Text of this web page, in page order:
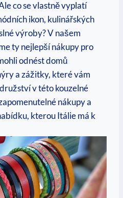
co se vlastně vyplatí
ikon, kulinářských
výroby? V našem
ty nejlepší nákupy pro
odnést domů
a zážitky, které vám
v této kouzelné
nákupy a
kterou Itálie má k